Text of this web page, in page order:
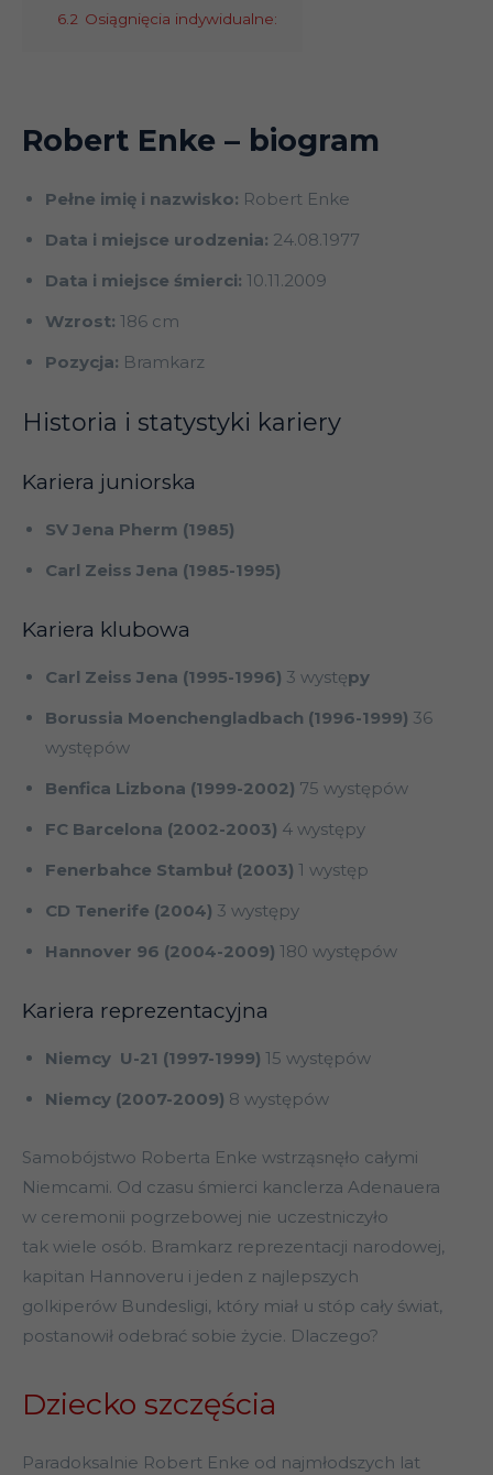
6.2 Osiągnięcia indywidualne:
Robert Enke – biogram
Pełne imię i nazwisko: Robert Enke
Data i miejsce urodzenia: 24.08.1977
Data i miejsce śmierci: 10.11.2009
Wzrost: 186 cm
Pozycja: Bramkarz
Historia i statystyki kariery
Kariera juniorska
SV Jena Pherm (1985)
Carl Zeiss Jena (1985-1995)
Kariera klubowa
Carl Zeiss Jena (1995-1996) 3 występy
Borussia Moenchengladbach (1996-1999) 36
występów
Benfica Lizbona (1999-2002) 75 występów
FC Barcelona (2002-2003) 4 występy
Fenerbahce Stambuł (2003) 1 występ
CD Tenerife (2004) 3 występy
Hannover 96 (2004-2009) 180 występów
Kariera reprezentacyjna
Niemcy U-21 (1997-1999) 15 występów
Niemcy (2007-2009) 8 występów
Samobójstwo Roberta Enke wstrząsnęło całymi
Niemcami. Od czasu śmierci kanclerza Adenauera
w ceremonii pogrzebowej nie uczestniczyło
tak wiele osób. Bramkarz reprezentacji narodowej,
kapitan Hannoveru i jeden z najlepszych
golkiperów Bundesligi, który miał u stóp cały świat,
postanowił odebrać sobie życie. Dlaczego?
Dziecko szczęścia
Paradoksalnie Robert Enke od najmłodszych lat